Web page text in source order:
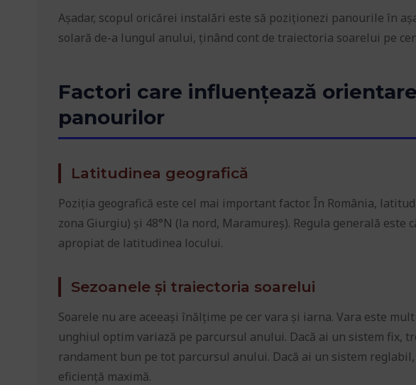
Așadar, scopul oricărei instalări este să poziționezi panourile în
solară de-a lungul anului, ținând cont de traiectoria soarelui pe
Factori care influențează
panourilor
Latitudinea geografică
Poziția geografică este cel mai important factor. În România,
zona Giurgiu) și 48°N (la nord, Maramureș). Regula generală
apropiat de latitudinea locului.
Sezoanele și traiectoria soarelui
Soarele nu are aceeași înălțime pe cer vara și iarna. Vara este
unghiul optim variază pe parcursul anului. Dacă ai un sistem fix,
randament bun pe tot parcursul anului. Dacă ai un sistem
eficiență maximă.